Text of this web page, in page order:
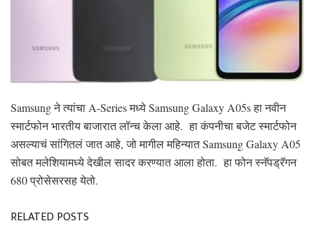
Samsung ने त्यांचा A-Series मध्ये Samsung Galaxy A05s हा नवीन
स्मार्टफोन भारतीय बाजारात लॉन्च केला आहे. हा कंपनीचा बजेट स्मार्टफोन
असल्याचं सांगितलं जात आहे, जो मागील महिन्यात Samsung Galaxy A05
सोबत मलेशियामध्ये देखील सादर करण्यात आला होता. हा फोन स्नॅपड्रॅगन
680 प्रोसेसरसह येतो.
RELATED POSTS